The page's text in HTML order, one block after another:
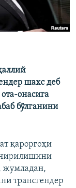
шахс деб
онасига
бўлганини
қароргоҳи
жумладан,
трансгендер